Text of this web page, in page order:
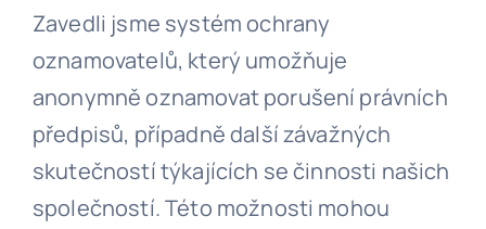
Zavedli jsme systém ochrany
oznamovatelů, který umožňuje
anonymně oznamovat porušení právních
předpisů, případně další závažných
skutečností týkajících se činnosti našich
společností. Této možnosti mohou